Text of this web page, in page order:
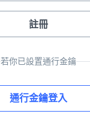
註冊
若你已設置通行金鑰
通行金鑰登入